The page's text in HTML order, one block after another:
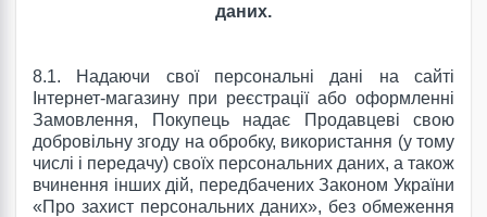
даних.
8.1. Надаючи свої персональні дані на сайті
Інтернет-магазину при реєстрації або оформленні
Замовлення, Покупець надає Продавцеві свою
добровільну згоду на обробку, використання (у тому
числі і передачу) своїх персональних даних, а також
вчинення інших дій, передбачених Законом України
«Про захист персональних даних», без обмеження